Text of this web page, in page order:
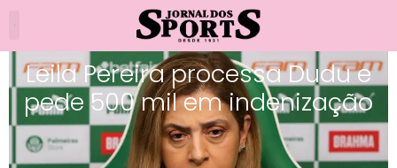
Leila Pereira processa Dudu e
pede 500 mil em indenização